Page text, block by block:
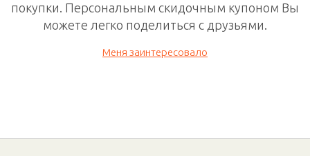
покупки. Персональным скидочным купоном Вы
можете легко поделиться с друзьями.
Меня заинтересовало